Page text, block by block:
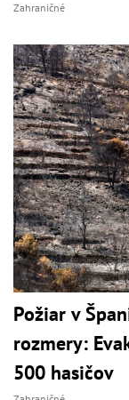
Zahraničné
Požiar v
rozmery:
500 hasičov